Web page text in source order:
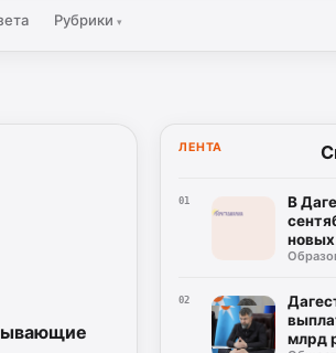
Рубрики▾
ЛЕНТА
01
В
02
млрд